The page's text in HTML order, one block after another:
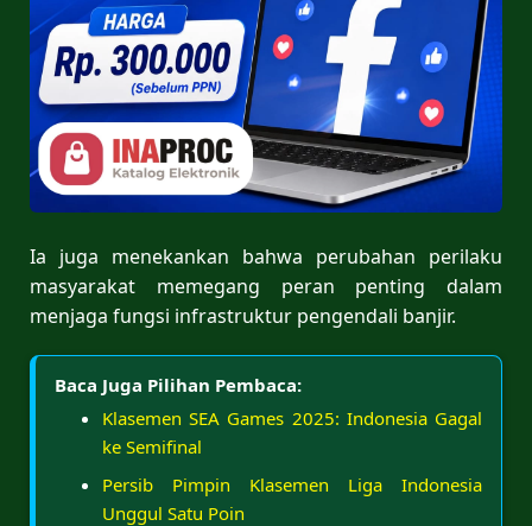
Ia juga menekankan bahwa perubahan perilaku
masyarakat memegang peran penting dalam
menjaga fungsi infrastruktur pengendali banjir.
Baca Juga Pilihan Pembaca:
Klasemen SEA Games 2025: Indonesia Gagal
ke Semifinal
Persib Pimpin Klasemen Liga Indonesia
Unggul Satu Poin